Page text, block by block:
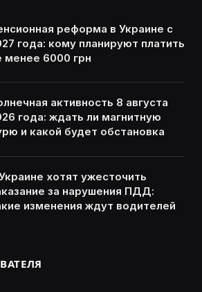
реформа в Украине с
года: кому планируют платить
менее 6000 грн
активность 8 августа
года: ждать ли магнитную
и какой будет обстановка
хотят ужесточить
за нарушения ПДД:
изменения ждут водителей